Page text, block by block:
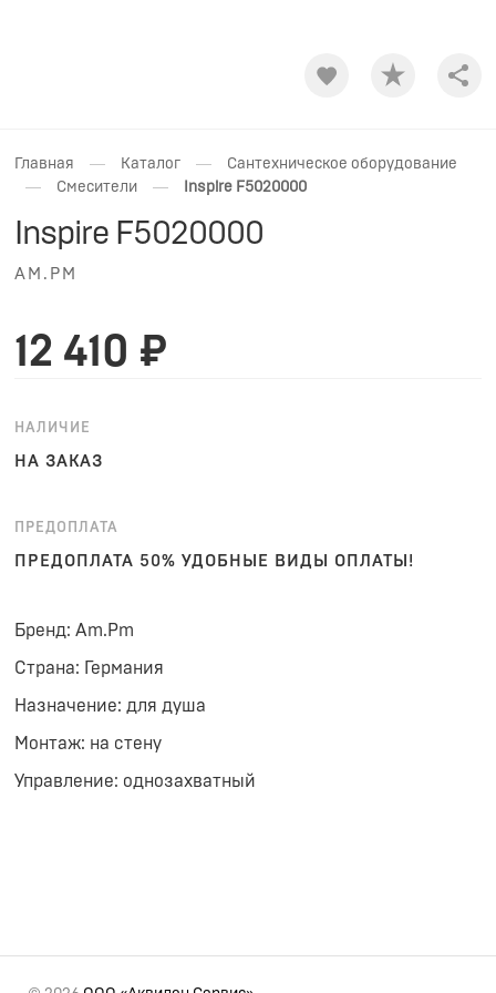
Главная — Каталог — Сантехническое оборудование
— Смесители — Inspire F5020000
Inspire F5020000
AM.PM
12 410 ₽
НАЛИЧИЕ
НА ЗАКАЗ
ПРЕДОПЛАТА
ПРЕДОПЛАТА 50% УДОБНЫЕ ВИДЫ ОПЛАТЫ!
Бренд: Am.Pm
Страна: Германия
Назначение: для душа
Монтаж: на стену
Управление: однозахватный